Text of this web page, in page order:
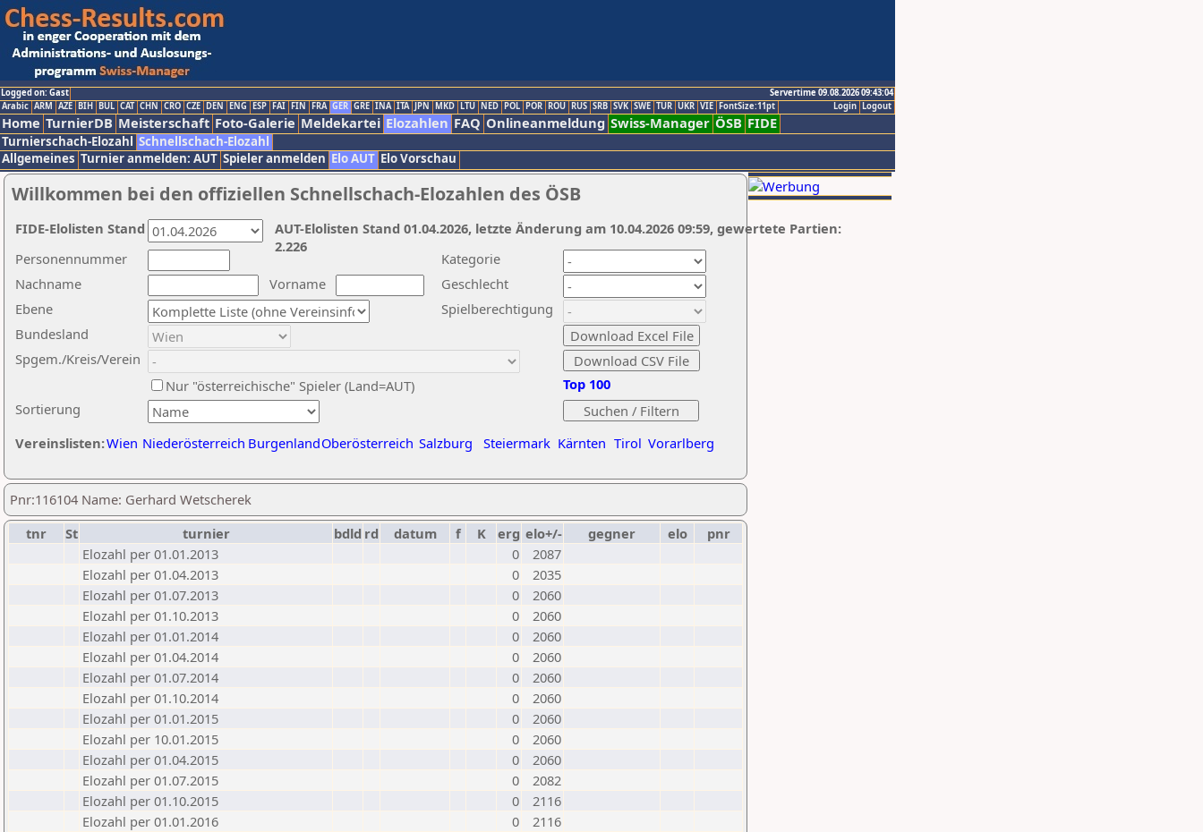
Logged on: Gast
Servertime 09.08.2026 09:43:04
Logout
Login
Arabic ARM AZE BIH BUL CAT CHN CRO CZE DEN ENG ESP FAI FIN FRA GER GRE INA ITA JPN MKD LTU NED POL POR ROU RUS SRB SVK SWE TUR UKR VIE FontSize:11pt
Home TurnierDB Meisterschaft Foto-Galerie Meldekartei Elozahlen FAQ Onlineanmeldung Swiss-Manager ÖSB FIDE
Turnierschach-Elozahl Schnellschach-Elozahl
Allgemeines Turnier anmelden: AUT Spieler anmelden Elo AUT Elo Vorschau
Willkommen bei den offiziellen Schnellschach-Elozahlen des ÖSB
Nachname
Vorname
Ebene
Kategorie
Sortierung
Personennummer
Bundesland
Spgem./Kreis/Verein
Geschlecht
Nur "österreichische" Spieler (Land=AUT)
Spielberechtigung
Vereinslisten:Wien Niederösterreich BurgenlandOberösterreich Salzburg Steiermark Kärnten Tirol Vorarlberg
Top 100
AUT-Elolisten Stand 01.04.2026, letzte Änderung am 10.04.2026 09:59, gewertete Partien:
2.226
FIDE-Elolisten Stand
Pnr:116104 Name: Gerhard Wetscherek
tnr
St turnier bdld rd datum f K erg elo+/- gegner elo
pnr
Elozahl per 01.01.2013
0
2087
Elozahl per 01.04.2013
0
2035
Elozahl per 01.07.2013
0
2060
Elozahl per 01.10.2013
0
2060
Elozahl per 01.01.2014
0
2060
Elozahl per 01.04.2014
0
2060
Elozahl per 01.07.2014
0
2060
Elozahl per 01.10.2014
0
2060
Elozahl per 01.01.2015
0
2060
Elozahl per 10.01.2015
0
2060
Elozahl per 01.04.2015
0
2060
Elozahl per 01.07.2015
0
2082
Elozahl per 01.10.2015
0
2116
Elozahl per 01.01.2016
0
2116